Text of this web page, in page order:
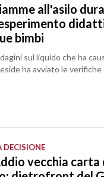
all'asilo
bimbi
sul liquido che ha
ha avviato le verifiche
DECISIONE
vecchia carta